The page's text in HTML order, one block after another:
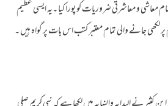
معاشی و معاشرتی ضروریات کو پورا کیا ۔یہ ایسی عظیم
لکھی جانے والی تمام معتبر کتب اس بات پر گواہ ہیں ۔